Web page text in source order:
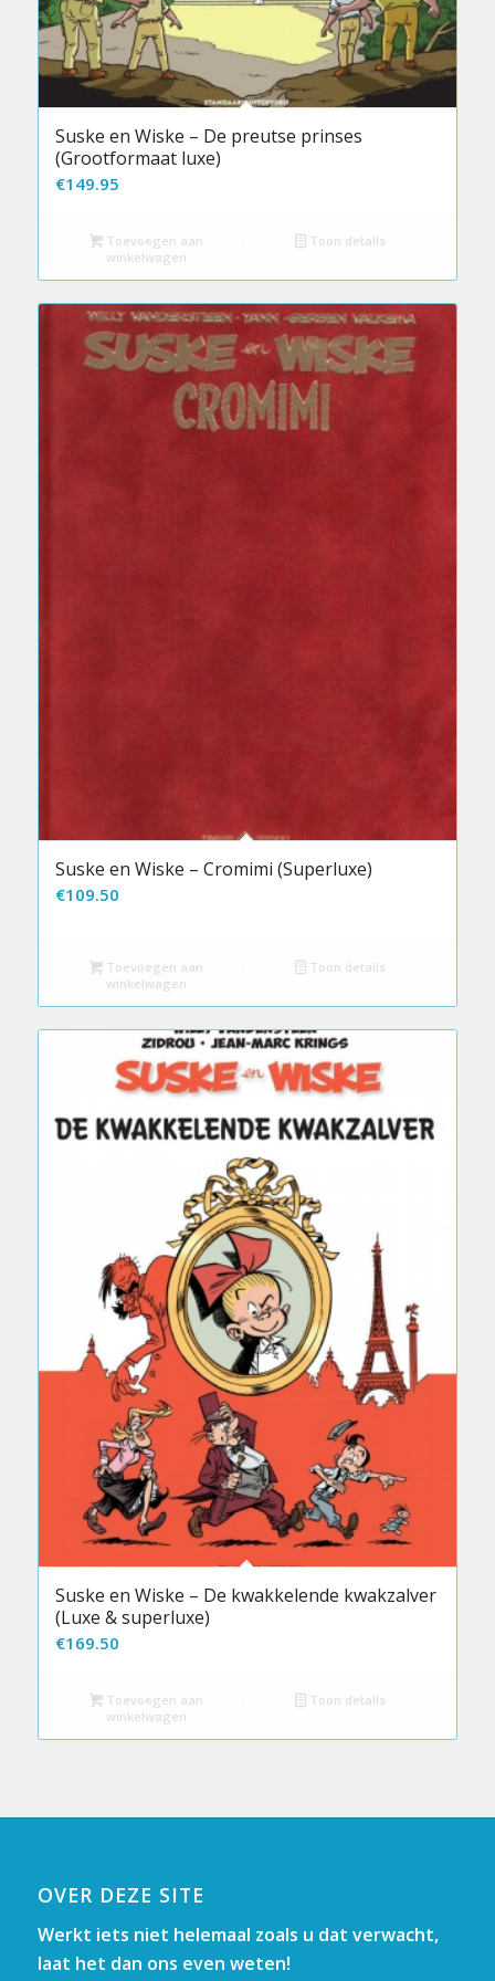
Suske en Wiske – De preutse prinses
(Grootformaat luxe)
€149.95
Toevoegen aan
winkelwagen
Toon details
Suske en Wiske – Cromimi (Superluxe)
€109.50
Toevoegen aan
winkelwagen
Toon details
Suske en Wiske – De kwakkelende kwakzalver
(Luxe & superluxe)
€169.50
Toevoegen aan
winkelwagen
Toon details
OVER DEZE SITE
Werkt iets niet helemaal zoals u dat verwacht,
laat het dan ons even weten!